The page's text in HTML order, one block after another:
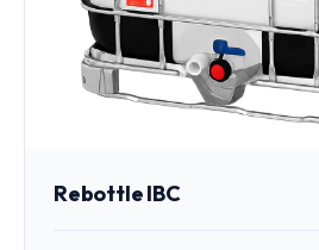
Rebottle IBC